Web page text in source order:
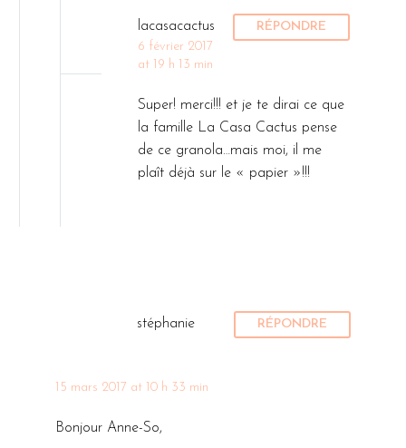
lacasacactus
6 février 2017
at 19 h 13 min
RÉPONDRE
Super! merci!!! et je te dirai ce que
la famille La Casa Cactus pense
de ce granola…mais moi, il me
plaît déjà sur le « papier »!!!
stéphanie
15 mars 2017 at 10 h 33 min
RÉPONDRE
Bonjour Anne-So,